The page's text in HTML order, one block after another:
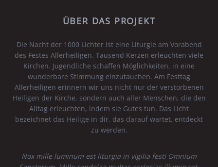
ÜBER DAS PROJEKT
Die Nacht der 1000 Lichter ist eine Liturgie am Vorabend
des Festes Allerheiligen. Tausend Kerzen erleuchten viele
Kirchen. Jugendliche schaffen Möglichkeiten, in eine
wunderbare Stimmung einzutauchen. Am Festtag
Allerheiligen erinnern wir uns nicht nur der verstorbenen
Heiligen der Kirche, sondern auch aller Menschen, die den
Alltag erleuchten, indem sie Gutes tun. Das Licht
bezeichnet das Heilige in dir, das darauf wartet, entdeckt
zu werden.
Nox mille luminum est liturgia in vigilia festi Omnium